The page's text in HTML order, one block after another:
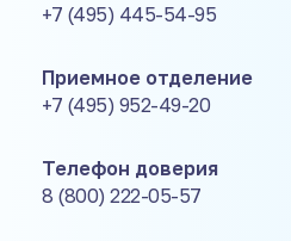
+7 (495) 445-54-95
Приемное отделение
+7 (495) 952-49-20
Телефон доверия
8 (800) 222-05-57